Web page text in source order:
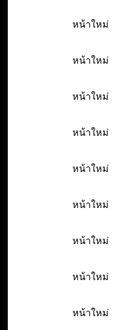
หน้าใหม่
หน้าใหม่
หน้าใหม่
หน้าใหม่
หน้าใหม่
หน้าใหม่
หน้าใหม่
หน้าใหม่
หน้าใหม่